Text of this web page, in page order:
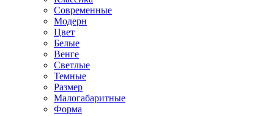
Современные
Модерн
Цвет
Белые
Венге
Светлые
Темные
Размер
Малогабаритные
Форма